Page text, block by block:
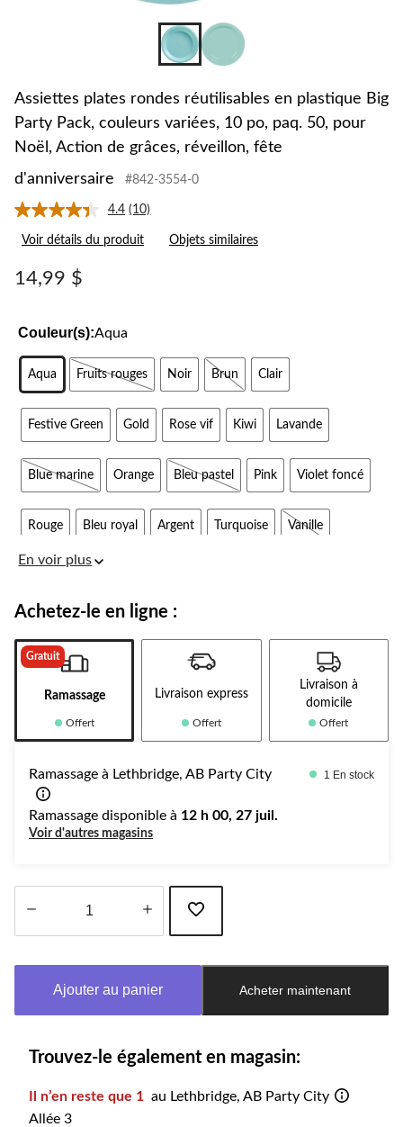
Assiettes plates rondes réutilisables en plastique Big
Party Pack, couleurs variées, 10 po, paq. 50, pour
Noël, Action de grâces, réveillon, fête
d'anniversaire
#842-3554-0
4.4 Lire
les
10
(10)
Voir détails du produit Objets similaires
14,99 $
Couleur(s):Aqua
Aqua Fruits rouges Noir Brun Clair
Festive Green Gold Rose vif Kiwi Lavande
Blue marine Orange Bleu pastel Pink Violet foncé
Rouge Bleu royal Argent Turquoise Vanille
En voir plus
Achetez-le en ligne :
Gratuit
Ramassage
Offert
Livraison express
Offert
Livraison à
domicile
Offert
Ramassage à Lethbridge, AB Party City 1 En stock
Ramassage disponible à 12 h 00, 27 juil.
Voir d'autres magasins
à
Ajouter au panier Acheter maintenant
Trouvez-le également en magasin:
Il n’en reste que 1 au Lethbridge, AB Party City
Allée 3